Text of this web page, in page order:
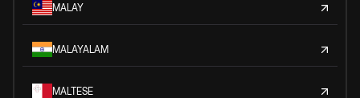
MALAY
MALAYALAM
MALTESE